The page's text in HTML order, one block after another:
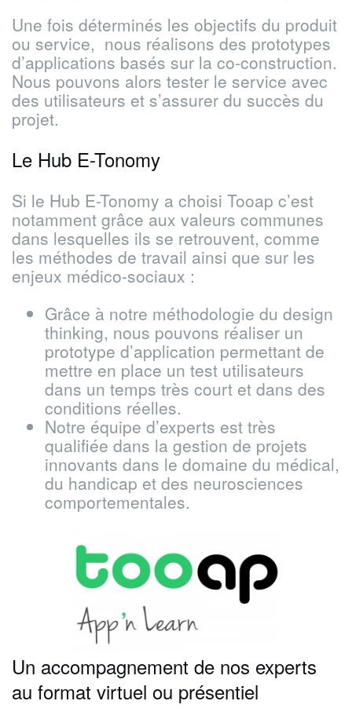
Une fois déterminés les objectifs du produit
ou service, nous réalisons des prototypes
d’applications basés sur la co-construction.
Nous pouvons alors tester le service avec
des utilisateurs et s’assurer du succès du
projet.
Le Hub E-Tonomy
Si le Hub E-Tonomy a choisi Tooap c’est
notamment grâce aux valeurs communes
dans lesquelles ils se retrouvent, comme
les méthodes de travail ainsi que sur les
enjeux médico-sociaux :
Grâce à notre méthodologie du design
thinking, nous pouvons réaliser un
prototype d’application permettant de
mettre en place un test utilisateurs
dans un temps très court et dans des
conditions réelles.
Notre équipe d’experts est très
qualifiée dans la gestion de projets
innovants dans le domaine du médical,
du handicap et des neurosciences
comportementales.
Un accompagnement de nos experts
au format virtuel ou présentiel